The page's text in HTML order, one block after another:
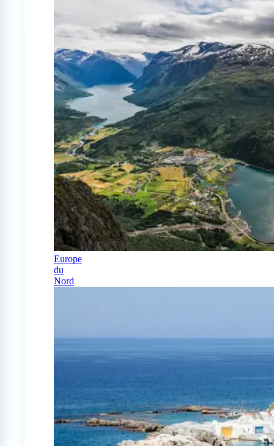
Europe
du
Nord